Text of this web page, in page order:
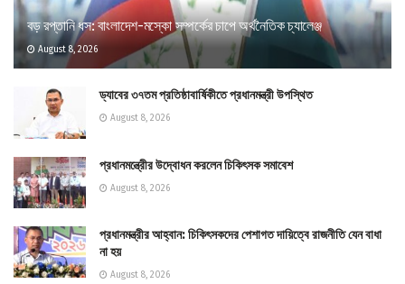
বড় রপ্তানি ধস: বাংলাদেশ-মস্কো সম্পর্কের চাপে অর্থনৈতিক চ্যালেঞ্জ
August 8, 2026
ড্যাবের ৩৭তম প্রতিষ্ঠাবার্ষিকীতে প্রধানমন্ত্রী উপস্থিত
August 8, 2026
প্রধানমন্ত্রীের উদ্বোধন করলেন চিকিৎসক সমাবেশ
August 8, 2026
প্রধানমন্ত্রীর আহ্বান: চিকিৎসকদের পেশাগত দায়িত্বে রাজনীতি যেন বাধা
না হয়
August 8, 2026